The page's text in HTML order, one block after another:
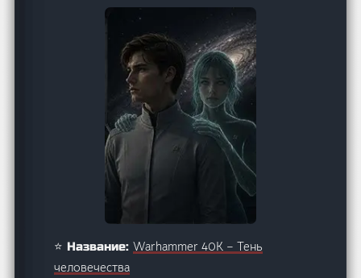
⭐ Название:Warhammer 40K – Тень
человечества